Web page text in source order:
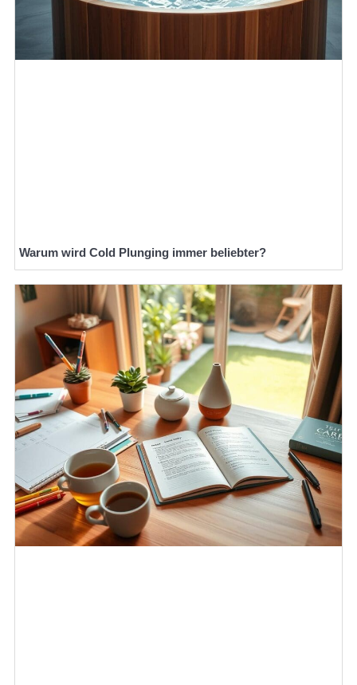
Warum wird Cold Plunging immer beliebter?